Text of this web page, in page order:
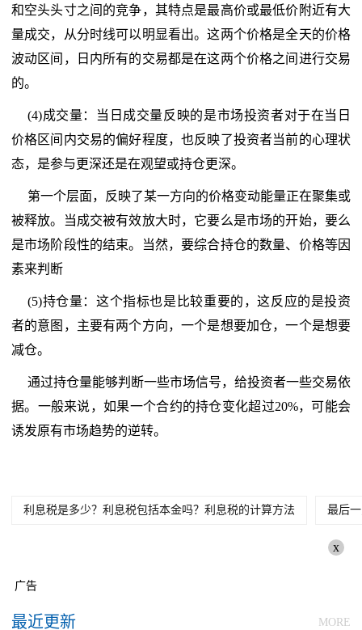
和空头头寸之间的竞争，其特点是最高价或最低价附近有大
量成交，从分时线可以明显看出。这两个价格是全天的价格
波动区间，日内所有的交易都是在这两个价格之间进行交易
的。
(4)成交量：当日成交量反映的是市场投资者对于在当日
价格区间内交易的偏好程度，也反映了投资者当前的心理状
态，是参与更深还是在观望或持仓更深。
第一个层面，反映了某一方向的价格变动能量正在聚集或
被释放。当成交被有效放大时，它要么是市场的开始，要么
是市场阶段性的结束。当然，要综合持仓的数量、价格等因
素来判断
(5)持仓量：这个指标也是比较重要的，这反应的是投资
者的意图，主要有两个方向，一个是想要加仓，一个是想要
减仓。
通过持仓量能够判断一些市场信号，给投资者一些交易依
据。一般来说，如果一个合约的持仓变化超过20%，可能会
诱发原有市场趋势的逆转。
利息税是多少？利息税包括本金吗？利息税的计算方法 最后
x
广告
最近更新 MORE